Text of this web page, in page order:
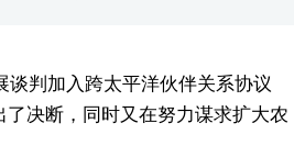
谈判加入跨太平洋伙伴关系协议
了决断，同时又在努力谋求扩大农